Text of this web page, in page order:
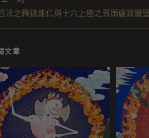
法之釋迦能仁與十六上座之賓頭盧跋羅
文章